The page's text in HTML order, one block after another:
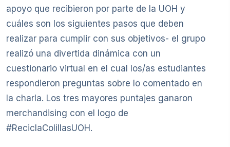
apoyo que recibieron por parte de la UOH y
cuáles son los siguientes pasos que deben
realizar para cumplir con sus objetivos- el grupo
realizó una divertida dinámica con un
cuestionario virtual en el cual los/as estudiantes
respondieron preguntas sobre lo comentado en
la charla. Los tres mayores puntajes ganaron
merchandising con el logo de
#ReciclaColillasUOH.